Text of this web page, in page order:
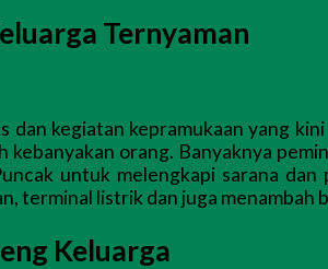
Ternyaman
dan kegiatan kepramukaan yang
kebanyakan orang. Banyaknya
untuk melengkapi sarana
terminal listrik dan juga
Keluarga